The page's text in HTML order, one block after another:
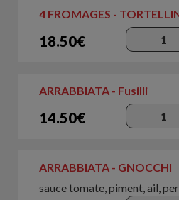
4 FROMAGES -
18.50€
ARRABBIATA - Fusilli
14.50€
ARRABBIATA - GNOCCHI
sauce tomate, piment, ail,